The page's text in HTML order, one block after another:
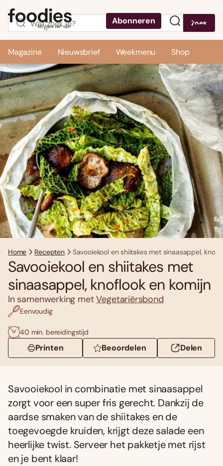
Abonneren Zoek
Magazine Nieuwsbrief Weekmenu Shop
Home Recepten Savooiekool en shiitakes met sinaasappel,
Savooiekool en shiitakes met
sinaasappel, knoflook en komijn
In samenwerking metVegetariërsbond
Eenvoudig
40 min. bereidingstijd
Printen Beoordelen Delen
Savooiekool in combinatie met sinaasappel
zorgt voor een super fris gerecht. Dankzij de
aardse smaken van de shiitakes en de
toegevoegde kruiden, krijgt deze salade een
heerlijke twist. Serveer het pakketje met rijst
en je bent klaar!